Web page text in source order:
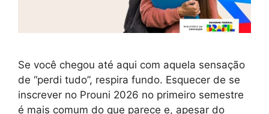
Se você chegou até aqui com aquela sensação
de “perdi tudo”, respira fundo. Esquecer de se
inscrever no Prouni 2026 no primeiro semestre
é mais comum do que parece e, apesar do